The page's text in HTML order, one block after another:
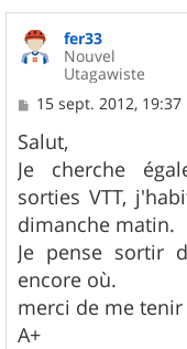
fer33
Nouvel
Utagawiste
M
s
s
a
g
e
15 sept. 2012, 19:37
Salut,
Je cherche
sorties VTT,
dimanche matin.
Je pense sortir
encore où.
merci de me
A+